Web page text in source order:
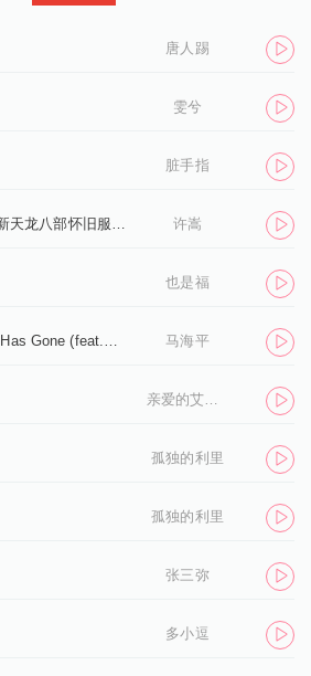
唐人踢
雯兮
脏手指
半城烟沙（合唱版）·新天龙八部怀旧服推广曲 许嵩
也是福
消失的国王 The King Has Gone (feat.孙凌生) 马海平
亲爱的艾洛伊丝
孤独的利里
孤独的利里
张三弥
多小逗